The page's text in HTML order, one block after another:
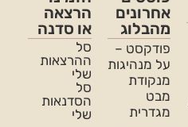
אחרונים
מהבלוג
פודקסט –
על מנהיגות
מנקודת
מבט
מגדרית
הרצאה
או סדנה
סל
ההרצאות
שלי
סל
הסדנאות
שלי